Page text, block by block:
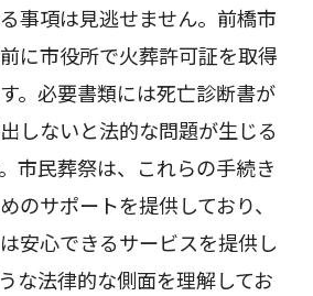
事項は見逃せません。前橋市
に市役所で火葬許可証を取得
。必要書類には死亡診断書が
しないと法的な問題が生じる
市民葬祭は、これらの手続き
のサポートを提供しており、
安心できるサービスを提供し
な法律的な側面を理解してお